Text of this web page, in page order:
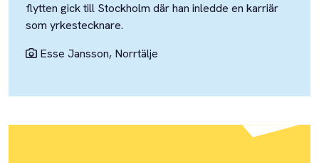
flytten gick till Stockholm där han inledde en karriär
som yrkestecknare.
Esse Jansson, Norrtälje